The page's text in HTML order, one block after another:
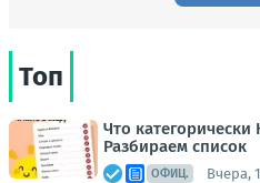
Топ
Что категорически
Разбираем список
ОФИЦ. Вчера,